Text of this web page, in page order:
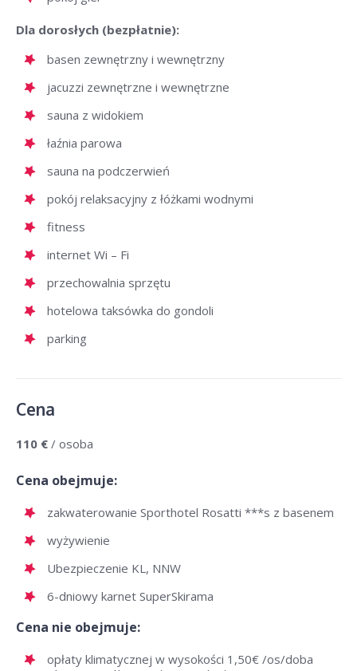
Dla dorosłych (bezpłatnie):
basen zewnętrzny i wewnętrzny
jacuzzi zewnętrzne i wewnętrzne
sauna z widokiem
łaźnia parowa
sauna na podczerwień
pokój relaksacyjny z łóżkami wodnymi
fitness
internet Wi – Fi
przechowalnia sprzętu
hotelowa taksówka do gondoli
parking
Cena
110 € / osoba
Cena obejmuje:
zakwaterowanie Sporthotel Rosatti ***s z basenem
wyżywienie
Ubezpieczenie KL, NNW
6-dniowy karnet SuperSkirama
Cena nie obejmuje:
opłaty klimatycznej w wysokości 1,50€ /os/doba